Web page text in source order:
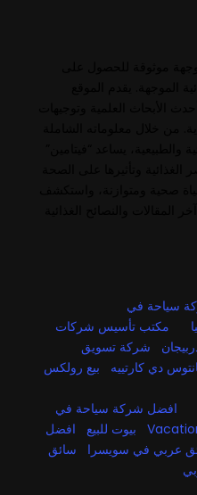
في
مكتب تأسيس شركات
شركة تسويق
كارتييه بيع رولكس
شركة سياحة في
بيوت للبيع
افضل
في سويسرا
سائق